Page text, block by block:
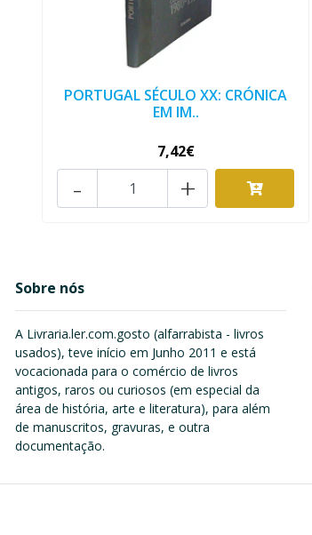
PORTUGAL SÉCULO XX: CRÓNICA
EM IM..
7,42€
+
-
Sobre nós
A Livraria.ler.com.gosto (alfarrabista - livros
usados), teve início em Junho 2011 e está
vocacionada para o comércio de livros
antigos, raros ou curiosos (em especial da
área de história, arte e literatura), para além
de manuscritos, gravuras, e outra
documentação.